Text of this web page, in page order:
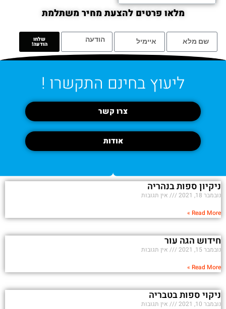
מלאו פרטים להצעת מחיר משתלמת
שלחו
הודעה!
ליעוץ בחינם התקשרו !
צרו קשר
אודות
ניקיון ספות בנהריה
נובמבר 18, 2021
אין תגובות
Read More »
חידוש הגה עור
נובמבר 15, 2021
אין תגובות
Read More »
ניקוי ספות בטבריה
נובמבר 10, 2021
אין תגובות